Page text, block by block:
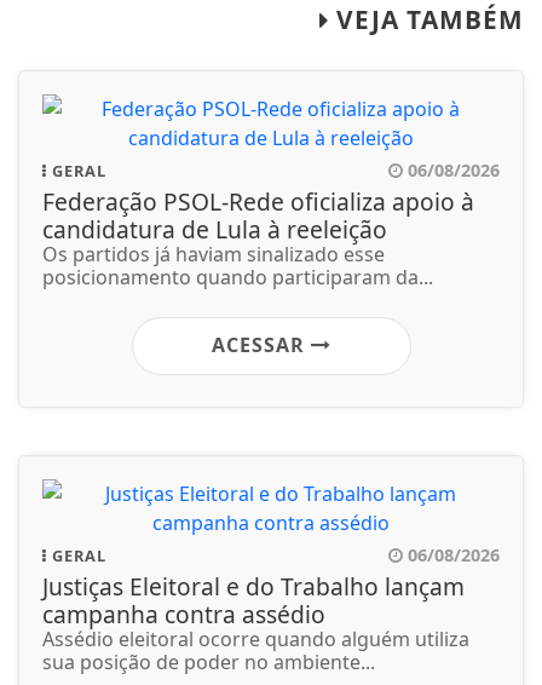
VEJA TAMBÉM
GERAL 06/08/2026
Federação PSOL-Rede oficializa apoio à
candidatura de Lula à reeleição
Os partidos já haviam sinalizado esse
posicionamento quando participaram da...
ACESSAR
GERAL 06/08/2026
Justiças Eleitoral e do Trabalho lançam
campanha contra assédio
Assédio eleitoral ocorre quando alguém utiliza
sua posição de poder no ambiente...